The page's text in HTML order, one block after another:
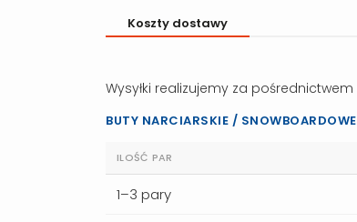
Koszty dostawy
Wysyłki realizujemy za pośrednictwem
BUTY NARCIARSKIE / SNOWBOARDOWE
ILOŚĆ PAR
1–3 pary